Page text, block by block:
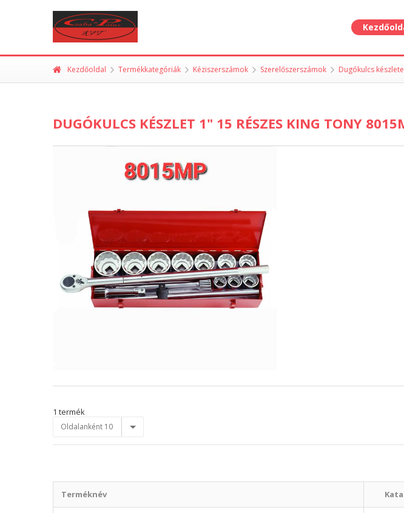
Kezdőoldal Termékkategóriák Kéziszerszámok Szerelőszerszámok Dugókulcs
DUGÓKULCS KÉSZLET 1" 15 RÉSZES KING TONY
1 termék
Oldalanként 10
Terméknév